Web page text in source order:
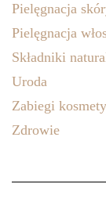
Pielęgnacja
Pielęgnacja
Składniki
Uroda
Zabiegi
Zdrowie